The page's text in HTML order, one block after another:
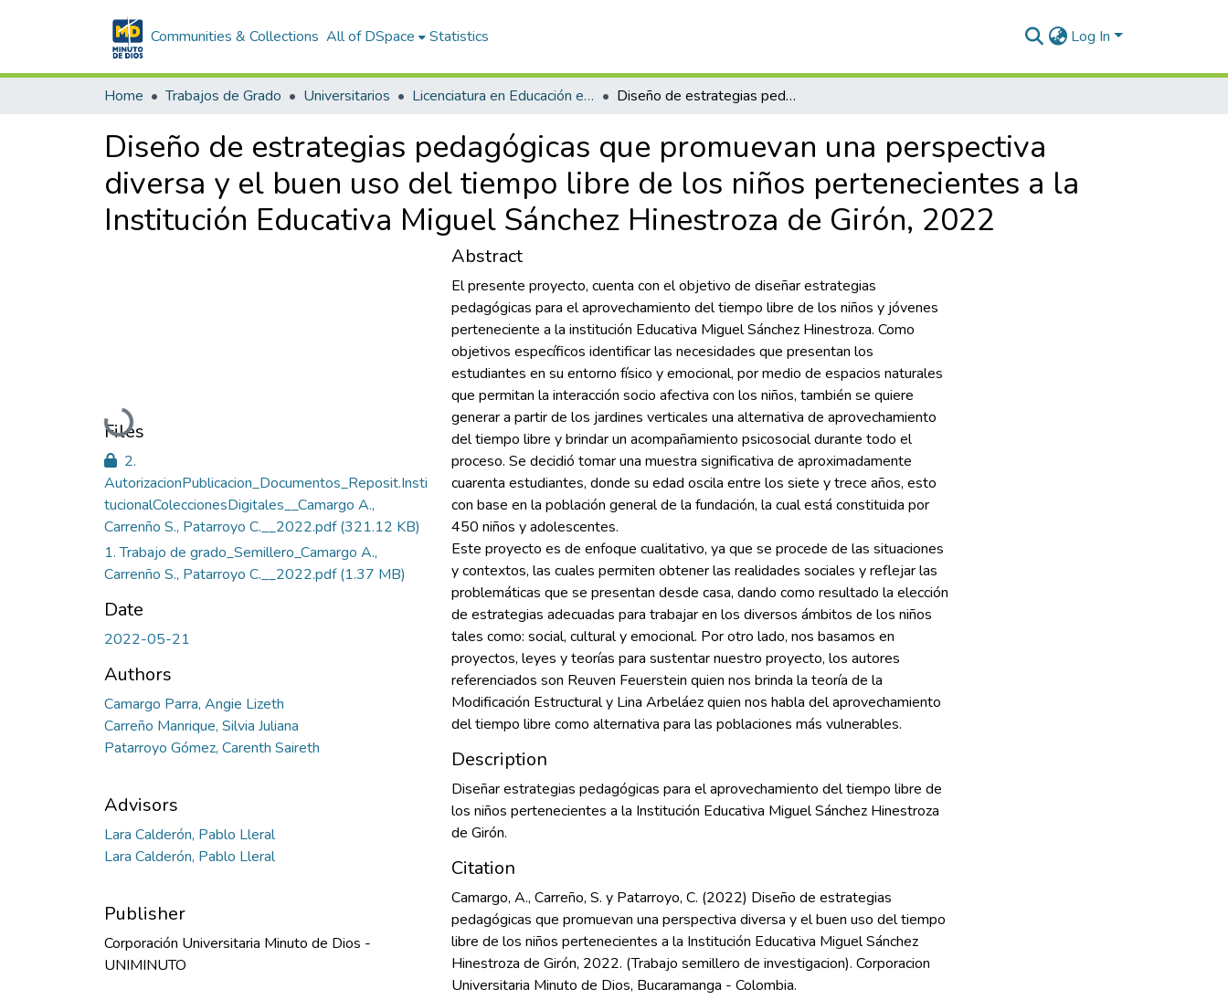
Communities & Collections All of DSpace Statistics Log In
Home Trabajos de Grado Universitarios Licenciatura en Educación en Ciencias Naturales y Educación Ambiental Diseño de estrategias pedagógicas que promuevan una perspectiva diversa y el buen uso del tiempo libre de los niños pertenecientes a la Institución Educativa Miguel Sánchez Hinestroza de Girón, 2022
Diseño de estrategias pedagógicas que promuevan una perspectiva
diversa y el buen uso del tiempo libre de los niños pertenecientes a la
Institución Educativa Miguel Sánchez Hinestroza de Girón, 2022
Loading...
Files
2.
AutorizacionPublicacion_Documentos_Reposit.Insti
tucionalColeccionesDigitales__Camargo A.,
Carrenño S., Patarroyo C.__2022.pdf(321.12 KB)
1. Trabajo de grado_Semillero_Camargo A.,
Carrenño S., Patarroyo C.__2022.pdf(1.37 MB)
Date
2022-05-21
Authors
Camargo Parra, Angie Lizeth
Carreño Manrique, Silvia Juliana
Patarroyo Gómez, Carenth Saireth
Advisors
Lara Calderón, Pablo Lleral
Lara Calderón, Pablo Lleral
Publisher
Corporación Universitaria Minuto de Dios -
UNIMINUTO
Abstract
El presente proyecto, cuenta con el objetivo de diseñar estrategias
pedagógicas para el aprovechamiento del tiempo libre de los niños y jóvenes
perteneciente a la institución Educativa Miguel Sánchez Hinestroza. Como
objetivos específicos identificar las necesidades que presentan los
estudiantes en su entorno físico y emocional, por medio de espacios naturales
que permitan la interacción socio afectiva con los niños, también se quiere
generar a partir de los jardines verticales una alternativa de aprovechamiento
del tiempo libre y brindar un acompañamiento psicosocial durante todo el
proceso. Se decidió tomar una muestra significativa de aproximadamente
cuarenta estudiantes, donde su edad oscila entre los siete y trece años, esto
con base en la población general de la fundación, la cual está constituida por
450 niños y adolescentes.
Este proyecto es de enfoque cualitativo, ya que se procede de las situaciones
y contextos, las cuales permiten obtener las realidades sociales y reflejar las
problemáticas que se presentan desde casa, dando como resultado la elección
de estrategias adecuadas para trabajar en los diversos ámbitos de los niños
tales como: social, cultural y emocional. Por otro lado, nos basamos en
proyectos, leyes y teorías para sustentar nuestro proyecto, los autores
referenciados son Reuven Feuerstein quien nos brinda la teoría de la
Modificación Estructural y Lina Arbeláez quien nos habla del aprovechamiento
del tiempo libre como alternativa para las poblaciones más vulnerables.
Description
Diseñar estrategias pedagógicas para el aprovechamiento del tiempo libre de
los niños pertenecientes a la Institución Educativa Miguel Sánchez Hinestroza
de Girón.
Citation
Camargo, A., Carreño, S. y Patarroyo, C. (2022) Diseño de estrategias
pedagógicas que promuevan una perspectiva diversa y el buen uso del tiempo
libre de los niños pertenecientes a la Institución Educativa Miguel Sánchez
Hinestroza de Girón, 2022. (Trabajo semillero de investigacion). Corporacion
Universitaria Minuto de Dios, Bucaramanga - Colombia.